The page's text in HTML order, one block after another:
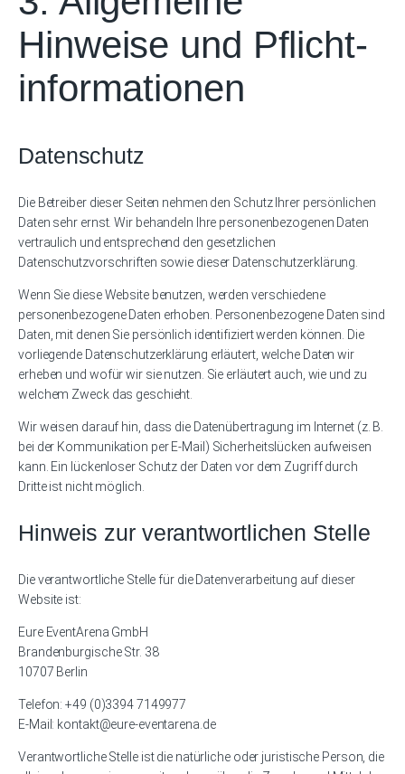
Hinweise und Pflicht­
informationen
Datenschutz
Die Betreiber dieser Seiten nehmen den Schutz Ihrer persönlichen
Daten sehr ernst. Wir behandeln Ihre personenbezogenen Daten
vertraulich und entsprechend den gesetzlichen
Datenschutzvorschriften sowie dieser Datenschutzerklärung.
Wenn Sie diese Website benutzen, werden verschiedene
personenbezogene Daten erhoben. Personenbezogene Daten sind
Daten, mit denen Sie persönlich identifiziert werden können. Die
vorliegende Datenschutzerklärung erläutert, welche Daten wir
erheben und wofür wir sie nutzen. Sie erläutert auch, wie und zu
welchem Zweck das geschieht.
Wir weisen darauf hin, dass die Datenübertragung im Internet (z. B.
bei der Kommunikation per E-Mail) Sicherheitslücken aufweisen
kann. Ein lückenloser Schutz der Daten vor dem Zugriff durch
Dritte ist nicht möglich.
Hinweis zur verantwortlichen Stelle
Die verantwortliche Stelle für die Datenverarbeitung auf dieser
Website ist:
Eure EventArena GmbH
Brandenburgische Str. 38
10707 Berlin
Telefon: +49 (0)3394 7149977
E-Mail: kontakt@eure-eventarena.de
Verantwortliche Stelle ist die natürliche oder juristische Person, die